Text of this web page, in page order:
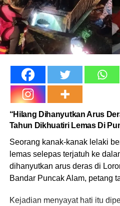
Netizen Luah
“Hilang Dihanyutkan Arus
Tahun Dikhuatiri Lemas Di
Seorang kanak-kanak lelaki
lemas selepas terjatuh ke
dihanyutkan arus deras di
Bandar Puncak Alam, petang
Kejadian menyayat hati itu